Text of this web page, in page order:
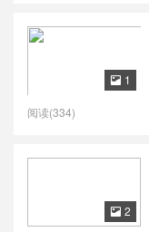
 1
阅读(334)
 2